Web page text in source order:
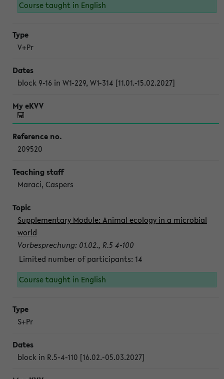
Course taught in English
V+Pr
block 9-16 in W1-229, W1-314 [11.01.-15.02.2027]
209520
Maraci, Caspers
Supplementary Module: Animal ecology in a microbial
world
Vorbesprechung: 01.02., R.5 4-100
Limited number of participants: 14
Course taught in English
S+Pr
block in R.5-4-110 [16.02.-05.03.2027]